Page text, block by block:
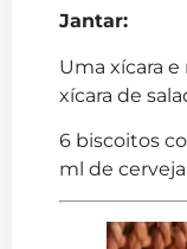
Jantar:
Uma xícara
xícara de
6 biscoitos
ml de